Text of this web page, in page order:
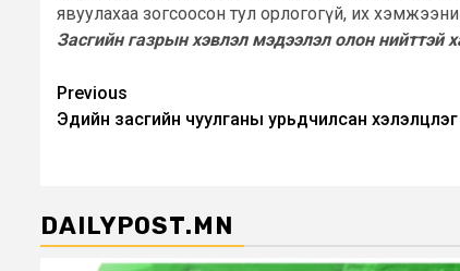
явуулахаа зогсоосон тул орлогогүй, их
Засгийн газрын хэвлэл мэдээлэл олон нийттэй
Post
navigation
Previous
Эдийн засгийн чуулганы урьдчилсан
DAILYPOST.MN